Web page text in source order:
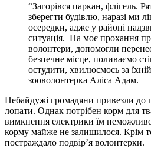
“Загорівся паркан, флігель.
зберегти будівлю, наразі ми
осередки, адже у районі
ситуація. На моє прохання
волонтери, допомогли
безпечне місце, поливаємо
остудити, хвилюємось за
зооволонтерка Аліса Адам.
Небайдужі громадяни привезли до
лопати. Однак потрібен корм для
вимкнення електрики їм неможливо
корму майже не залишилося. Крім
постраждало подвір’я волонтерки.